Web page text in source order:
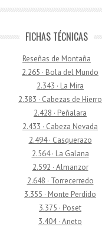
FICHAS TÉCNICAS
Reseñas de Montaña
2.265 · Bola del Mundo
2.343 · La Mira
2.383 · Cabezas de Hierro
2.428 · Peñalara
2.433 · Cabeza Nevada
2.494 · Casquerazo
2.564 · La Galana
2.592 · Almanzor
2.648 · Torrecerredo
3.355 · Monte Perdido
3.375 · Poset
3.404 · Aneto